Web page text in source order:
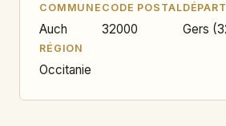
COMMUNE
Auch
CODE POSTAL
32000 Gers
RÉGION
Occitanie